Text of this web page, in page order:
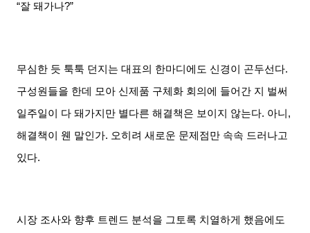
“잘 돼가나?”
무심한 듯 툭툭 던지는 대표의 한마디에도 신경이 곤두선다.
구성원들을 한데 모아 신제품 구체화 회의에 들어간 지 벌써
일주일이 다 돼가지만 별다른 해결책은 보이지 않는다. 아니 ,
해결책이 웬 말인가. 오히려 새로운 문제점만 속속 드러나고
있다.
시장 조사와 향후 트렌드 분석을 그토록 치열하게 했음에도